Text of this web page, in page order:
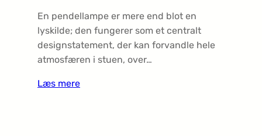
En pendellampe er mere end blot en
lyskilde; den fungerer som et centralt
designstatement, der kan forvandle hele
atmosfæren i stuen, over…
Læs mere